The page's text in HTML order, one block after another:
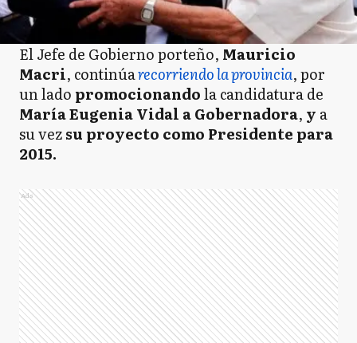
El Jefe de Gobierno porteño, Mauricio
Macri, continúarecorriendo la provincia, por
un lado promocionandola candidatura de
María Eugenia Vidal a Gobernadora, y a
su vezsu proyecto como Presidente para
2015.
Ads